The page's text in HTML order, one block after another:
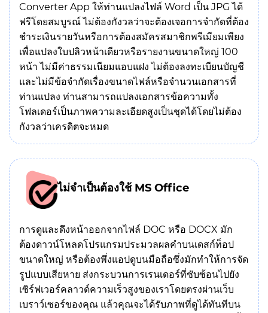
Converter App ให้ท่านแปลงไฟล์ Word เป็น JPG ได้
ฟรีโดยสมบูรณ์ ไม่ต้องกังวลว่าจะต้องเจอการจำกัดที่ต้อง
ชำระเงินรายวันหรือการต้องสมัครสมาชิกพรีเมียมเพียง
เพื่อแปลงใบปลิวหน้าเดียวหรือรายงานขนาดใหญ่ 100
หน้า ไม่มีค่าธรรมเนียมแอบแฝง ไม่ต้องลงทะเบียนบัญชี
และไม่มีข้อจำกัดเรื่องขนาดไฟล์หรือจำนวนเอกสารที่
ท่านแปลง ท่านสามารถแปลงเอกสารข้อความทั้ง
โฟลเดอร์เป็นภาพความละเอียดสูงเป็นชุดได้โดยไม่ต้อง
กังวลว่าเครดิตจะหมด
ไม่จำเป็นต้องใช้ MS Office
การดูและดึงหน้าออกจากไฟล์ DOC หรือ DOCX มัก
ต้องดาวน์โหลดโปรแกรมประมวลผลคำบนเดสก์ท็อป
ขนาดใหญ่ หรือต้องพึ่งแอปดูบนมือถือซึ่งมักทำให้การจัด
รูปแบบเสียหาย ส่งกระบวนการเรนเดอร์ที่ซับซ้อนไปยัง
เซิร์ฟเวอร์คลาวด์ความเร็วสูงของเราโดยตรงผ่านเว็บ
เบราว์เซอร์ของคุณ แล้วคุณจะได้รับภาพที่ดูได้ทันทีบน